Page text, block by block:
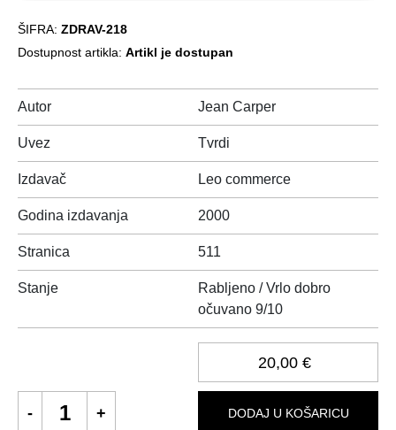
ŠIFRA: ZDRAV-218
Dostupnost artikla: Artikl je dostupan
Autor Jean Carper
Uvez Tvrdi
Izdavač Leo commerce
Godina izdavanja 2000
Stranica 511
Stanje
Rabljeno / Vrlo dobro
očuvano 9/10
20,00 €
DODAJ U KOŠARICU